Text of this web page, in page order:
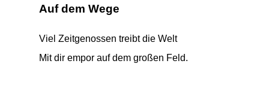
Auf dem Wege
Viel Zeitgenossen treibt die Welt
Mit dir empor auf dem großen Feld.